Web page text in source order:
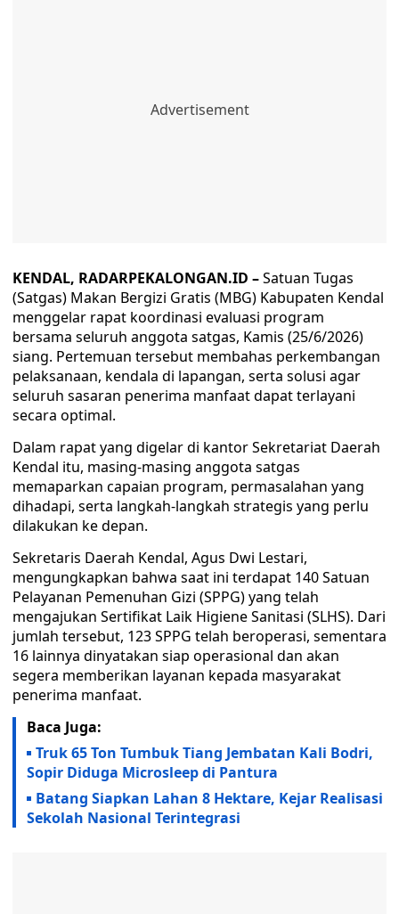
KENDAL, RADARPEKALONGAN.ID –Satuan Tugas
(Satgas) Makan Bergizi Gratis (MBG) Kabupaten Kendal
menggelar rapat koordinasi evaluasi program
bersama seluruh anggota satgas, Kamis (25/6/2026)
siang. Pertemuan tersebut membahas perkembangan
pelaksanaan, kendala di lapangan, serta solusi agar
seluruh sasaran penerima manfaat dapat terlayani
secara optimal.
Dalam rapat yang digelar di kantor Sekretariat Daerah
Kendal itu, masing-masing anggota satgas
memaparkan capaian program, permasalahan yang
dihadapi, serta langkah-langkah strategis yang perlu
dilakukan ke depan.
Sekretaris Daerah Kendal, Agus Dwi Lestari,
mengungkapkan bahwa saat ini terdapat 140 Satuan
Pelayanan Pemenuhan Gizi (SPPG) yang telah
mengajukan Sertifikat Laik Higiene Sanitasi (SLHS). Dari
jumlah tersebut, 123 SPPG telah beroperasi, sementara
16 lainnya dinyatakan siap operasional dan akan
segera memberikan layanan kepada masyarakat
penerima manfaat.
Baca Juga:
Truk 65 Ton Tumbuk Tiang Jembatan Kali Bodri,
Sopir Diduga Microsleep di Pantura
Batang Siapkan Lahan 8 Hektare, Kejar Realisasi
Sekolah Nasional Terintegrasi